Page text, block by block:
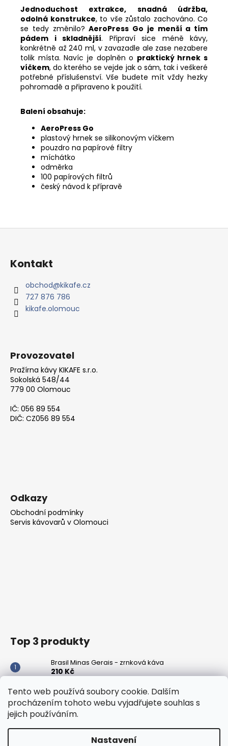
Tento web používá soubory cookie. Dalším
procházením tohoto webu vyjadřujete souhlas s
jejich používáním.
Nastavení
Jednoduchost extrakce, snadná údržba,
odolná konstrukce, to vše zůstalo zachováno. Co
se tedy změnilo?AeroPress Go je menší a tím
pádem i skladnější. Připraví sice méně kávy,
konkrétně až 240 ml, v zavazadle ale zase nezabere
tolik místa. Navíc je doplněn o praktický hrnek s
víčkem, do kterého se vejde jak o sám, tak i veškeré
potřebné příslušenství. Vše budete mít vždy hezky
pohromadě a připraveno k použití.
Balení obsahuje:
AeroPress Go
plastový hrnek se silikonovým víčkem
pouzdro na papírové filtry
míchátko
odměrka
100 papírových filtrů
český návod k přípravě
Z
Kontakt
obchod@kikafe.cz
727 876 786
kikafe.olomouc
Provozovatel
Pražírna kávy KIKAFE s.r.o.
Sokolská 548/44
779 00 Olomouc
IČ: 056 89 554
DIČ: CZ056 89 554
Odkazy
Obchodní podmínky
Servis kávovarů v Olomouci
Top 3 produkty
Brasil Minas Gerais - zrnková káva
210 Kč
Panama Boquete - zrnková káva
420 Kč
Peru Cajamarca - zrnková káva